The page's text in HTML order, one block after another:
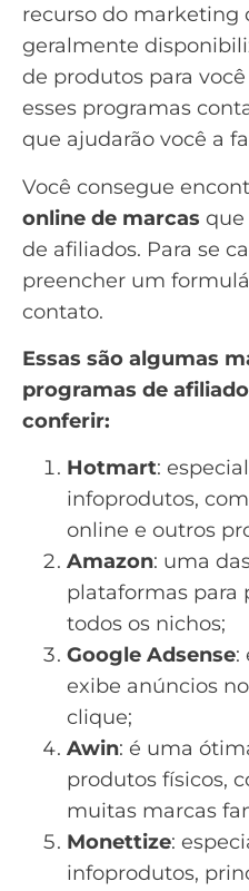
recurso do marketing
geralmente
de produtos para
esses programas
que ajudarão você a
Você consegue
online de marcas que
de afiliados. Para se
preencher um
contato.
Essas são algumas
programas de
conferir:
Hotmart:
infoprodutos,
online e outros
Amazon: uma
plataformas para
todos os nichos;
Google Adsense:
exibe anúncios
clique;
Awin: é uma
produtos físicos,
muitas marcas
Monettize:
infoprodutos,